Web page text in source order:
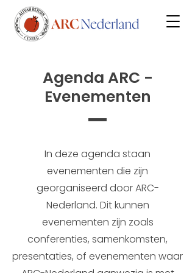
Agenda ARC -
Evenementen
In deze agenda staan
evenementen die zijn
georganiseerd door ARC-
Nederland. Dit kunnen
evenementen zijn zoals
conferenties, samenkomsten,
presentaties, of evenementen waar